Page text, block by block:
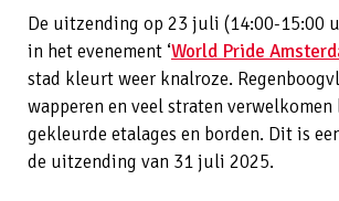
De uitzending op 23 juli (14:00-15:00
in het evenement ‘World Pride
stad kleurt weer knalroze.
wapperen en veel straten verwelkomen
gekleurde etalages en borden. Dit is
de uitzending van 31 juli 2025.